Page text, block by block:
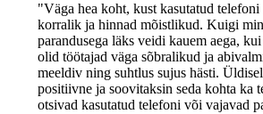
"Väga hea koht, kust kasutatud
korralik ja hinnad mõistlikud. Kuigi
parandusega läks veidi kauem aega,
olid töötajad väga sõbralikud ja
meeldiv ning suhtlus sujus hästi.
positiivne ja soovitaksin seda kohta ka
otsivad kasutatud telefoni või vajavad